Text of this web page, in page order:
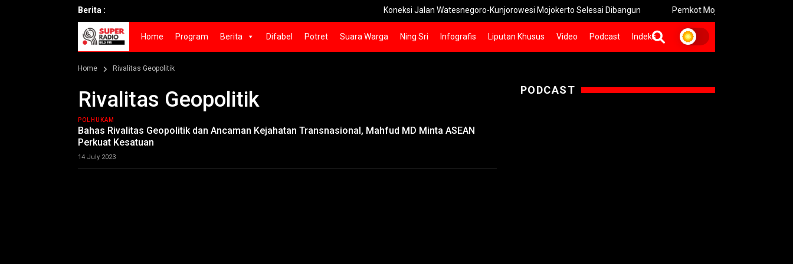
Berita : Koneksi Jalan Watesnegoro-Kunjorowesi Mojokerto Selesai Dibangun Pemkot Mojokerto Hidupkan Permainan
Home Program Berita Difabel Potret Suara Warga Ning Sri Infografis Liputan Khusus Video Podcast Indeks
Home Rivalitas Geopolitik
Rivalitas Geopolitik
POLHUKAM
Bahas Rivalitas Geopolitik dan Ancaman Kejahatan Transnasional, Mahfud MD Minta ASEAN
Perkuat Kesatuan
14 July 2023
PODCAST